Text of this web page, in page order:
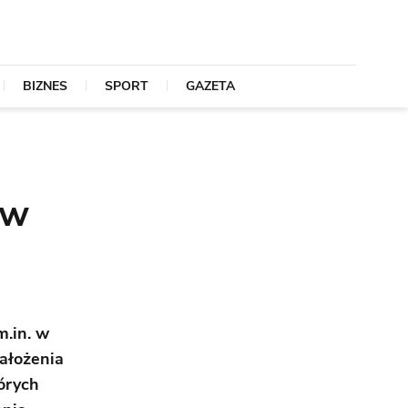
BIZNES SPORT GAZETA
w